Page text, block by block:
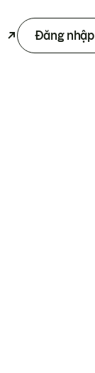
Đăng nhập